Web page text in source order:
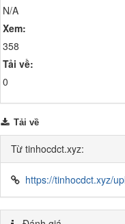
N/A
Xem:
358
Tải về:
0
Tải về
Từ tinhocdct.xyz:
https://tinhocdct.xyz/